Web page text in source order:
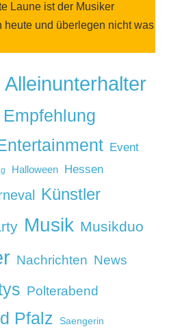
Laune ist der Musiker
heute und überlegen nicht was
Alleinunterhalter
Empfehlung
Event
Halloween Hessen
Künstler
Musik Musikduo
Nachrichten News
Polterabend
Pfalz Saengerin